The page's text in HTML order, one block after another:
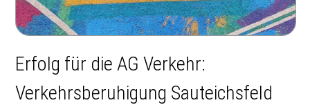
KONTAKT
WILLKOMMEN
SOZIALER ZUSAMMENHALT NEWS
STADTFELD LIVE!
Erfolg für die AG Verkehr:
Verkehrsberuhigung Sauteichsfeld